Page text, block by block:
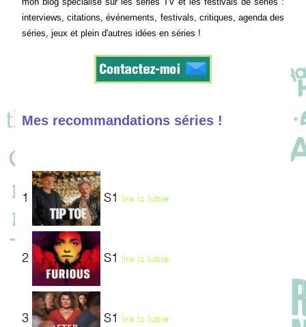
interviews, citations, événements, festivals, critiques, agenda des
séries, jeux et plein d'autres idées en séries !
Mes recommandations séries !
1 S1 lire la lubie
2 S1 lire la lubie
3 S1 lire la lubie